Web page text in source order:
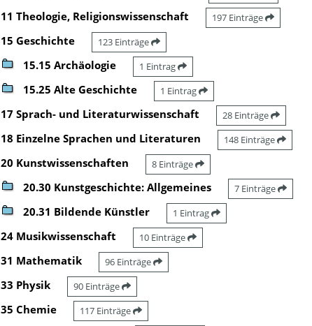
11 Theologie, Religionswissenschaft 197 Einträge
15 Geschichte 123 Einträge
15.15 Archäologie 1 Eintrag
15.25 Alte Geschichte 1 Eintrag
17 Sprach- und Literaturwissenschaft 28 Einträge
18 Einzelne Sprachen und Literaturen 148 Einträge
20 Kunstwissenschaften 8 Einträge
20.30 Kunstgeschichte: Allgemeines 7 Einträge
20.31 Bildende Künstler 1 Eintrag
24 Musikwissenschaft 10 Einträge
31 Mathematik 96 Einträge
33 Physik 90 Einträge
35 Chemie 117 Einträge